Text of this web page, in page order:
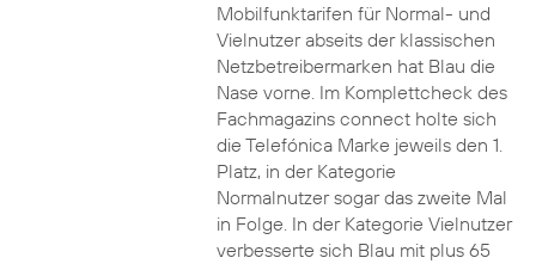
Mobilfunktarifen für Normal- und
Vielnutzer abseits der klassischen
Netzbetreibermarken hat Blau die
Nase vorne. Im Komplettcheck des
Fachmagazins connect holte sich
die Telefónica Marke jeweils den 1.
Platz, in der Kategorie
Normalnutzer sogar das zweite Mal
in Folge. In der Kategorie Vielnutzer
verbesserte sich Blau mit plus 65